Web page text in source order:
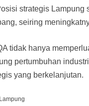
strategis
seiring
tidak hanya
pertumbuhan
yang berkelanjutan.